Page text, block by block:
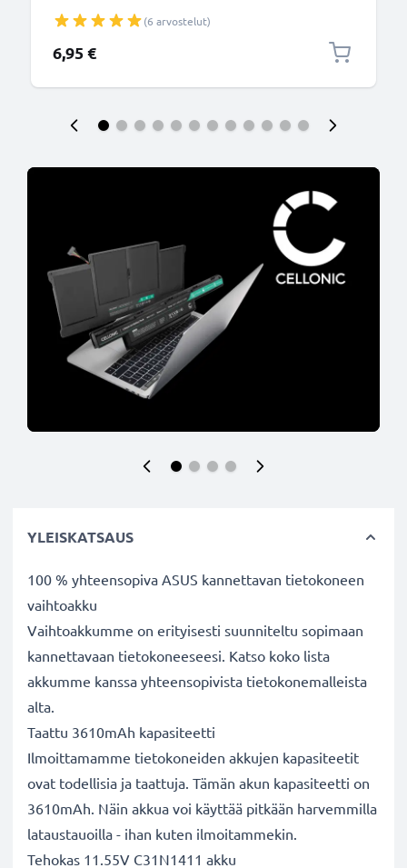
(6 arvostelut)
6,95 €
YLEISKATSAUS
100 % yhteensopiva ASUS kannettavan tietokoneen
vaihtoakku
Vaihtoakkumme on erityisesti suunniteltu sopimaan
kannettavaan tietokoneeseesi. Katso koko lista
akkumme kanssa yhteensopivista tietokonemalleista
alta.
Taattu 3610mAh kapasiteetti
Ilmoittamamme tietokoneiden akkujen kapasiteetit
ovat todellisia ja taattuja. Tämän akun kapasiteetti on
3610mAh. Näin akkua voi käyttää pitkään harvemmilla
lataustauoilla - ihan kuten ilmoitammekin.
Tehokas 11.55V C31N1411 akku